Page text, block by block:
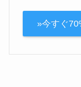
»今すぐ